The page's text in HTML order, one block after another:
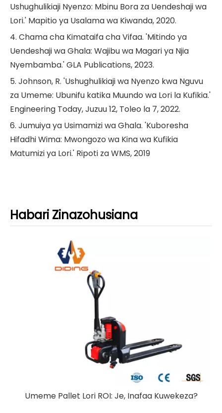
Ushughulikiaji Nyenzo: Mbinu Bora za Uendeshaji wa
Lori.' Mapitio ya Usalama wa Kiwanda, 2020.
4. Chama cha Kimataifa cha Vifaa. 'Mitindo ya
Uendeshaji wa Ghala: Wajibu wa Magari ya Njia
Nyembamba.' GLA Publications, 2023.
5. Johnson, R. 'Ushughulikiaji wa Nyenzo kwa Nguvu
za Umeme: Ubunifu katika Muundo wa Lori la Kufikia.'
Engineering Today, Juzuu 12, Toleo la 7, 2022.
6. Jumuiya ya Usimamizi wa Ghala. 'Kuboresha
Hifadhi Wima: Mwongozo wa Kina wa Kufikia
Matumizi ya Lori.' Ripoti za WMS, 2019
Habari Zinazohusiana
Umeme Pallet Lori ROI: Je, Inafaa Kuwekeza?